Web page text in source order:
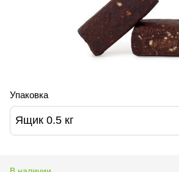
Упаковка
Ящик 0.5 кг